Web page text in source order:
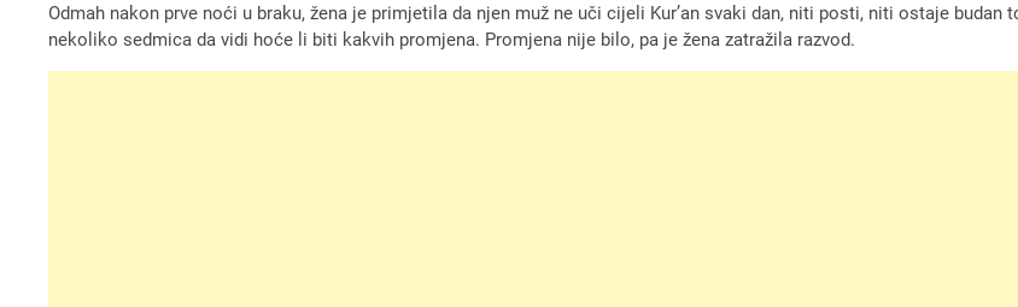
Odmah nakon prve noći u braku, žena je primjetila da njen muž ne uči cijeli Kur’an svaki dan, niti posti, niti ostaje
nekoliko sedmica da vidi hoće li biti kakvih promjena. Promjena nije bilo, pa je žena zatražila razvod.